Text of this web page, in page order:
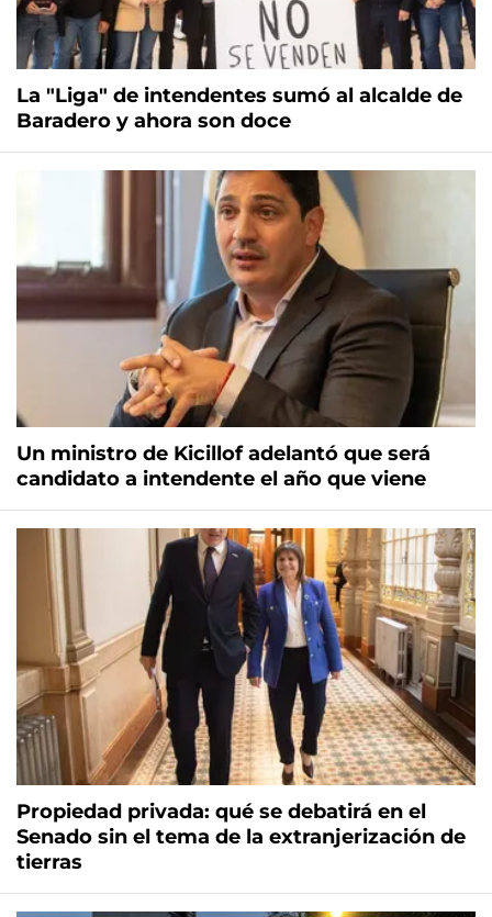
La "Liga" de intendentes sumó al alcalde de
Baradero y ahora son doce
Un ministro de Kicillof adelantó que será
candidato a intendente el año que viene
Propiedad privada: qué se debatirá en el
Senado sin el tema de la extranjerización de
tierras